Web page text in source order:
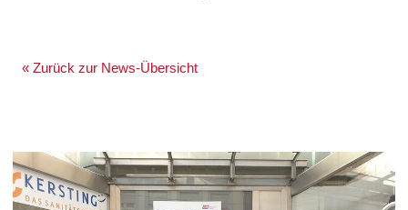
« Zurück zur News-Übersicht